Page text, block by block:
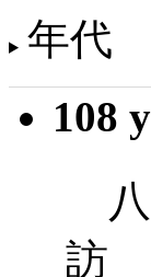
年代
108
八
訪